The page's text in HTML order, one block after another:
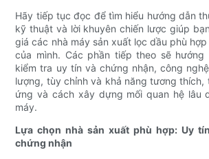
Hãy tiếp tục đọc để tìm hiểu hướng dẫn
kỹ thuật và lời khuyên chiến lược giúp
giá các nhà máy sản xuất lọc dầu phù
của mình. Các phần tiếp theo sẽ
kiểm tra uy tín và chứng nhận, công
lượng, tùy chỉnh và khả năng tương thích,
ứng và cách xây dựng mối quan hệ lâu
máy.
Lựa chọn nhà sản xuất phù hợp: Uy
chứng nhận